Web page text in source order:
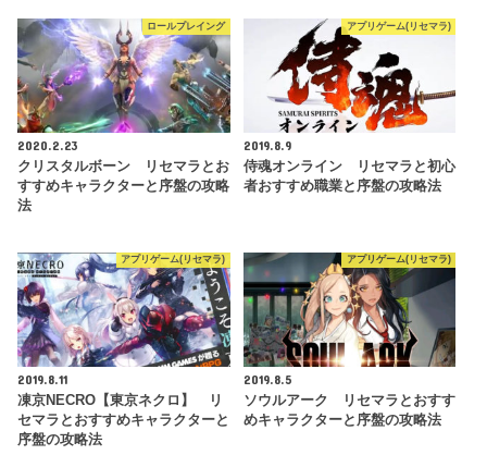
ロールプレイング
2020.2.23
クリスタルボーン リセマラとお
すすめキャラクターと序盤の攻略
法
アプリゲーム(リセマラ)
2019.8.9
侍魂オンライン リセマラと初心
者おすすめ職業と序盤の攻略法
アプリゲーム(リセマラ)
2019.8.11
凍京NECRO【東京ネクロ】 リ
セマラとおすすめキャラクターと
序盤の攻略法
アプリゲーム(リセマラ)
2019.8.5
ソウルアーク リセマラとおすす
めキャラクターと序盤の攻略法